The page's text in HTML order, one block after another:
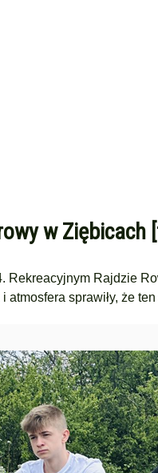
w Ziębicach
Rekreacyjnym Rajdzie
atmosfera sprawiły, że